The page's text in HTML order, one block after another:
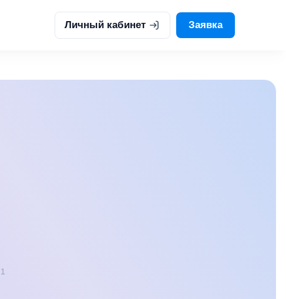
Личный кабинет Заявка
1